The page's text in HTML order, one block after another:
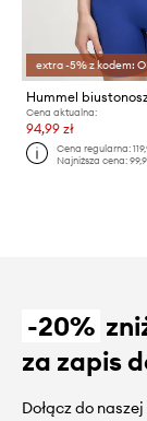
extra -5% z kodem:
Cena aktualna:
94,99 zł
Cena regularna:
Najniższa cena:
-20%
za zapis
Dołącz do